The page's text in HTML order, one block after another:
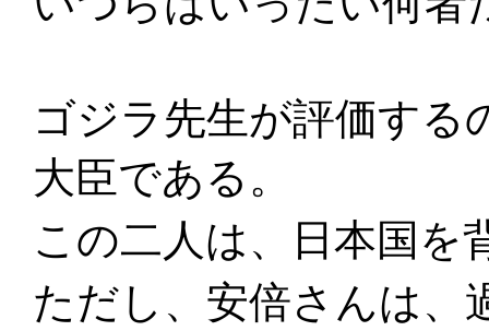
ゴジラ先生が評価する
大臣である。
この二人は、日本国を
ただし、安倍さんは、